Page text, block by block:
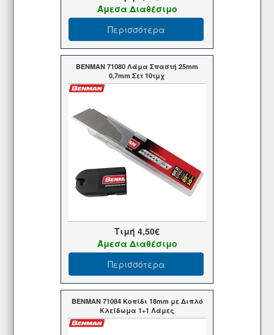
Άμεσα Διαθέσιμο
Περισσότερα
BENMAN 71080 Λάμα Σπαστή 25mm
0,7mm Σετ 10τμχ
Τιμή 4,50€
Άμεσα Διαθέσιμο
Περισσότερα
BENMAN 71084 Κοπίδι 18mm με Διπλό
Κλείδωμα 1+1 Λάμες